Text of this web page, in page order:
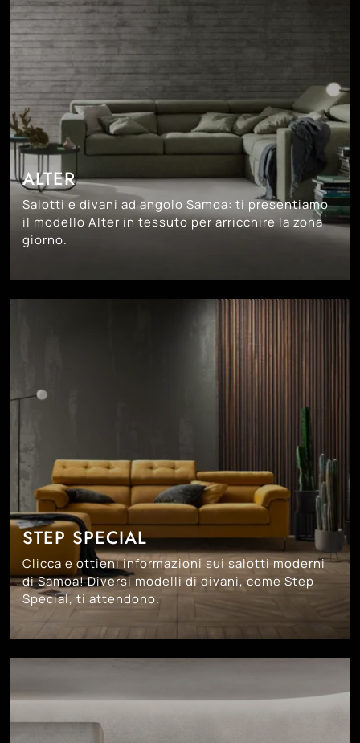
ALTER
Salotti e divani ad angolo Samoa: ti presentiamo
il modello Alter in tessuto per arricchire la zona
giorno.
STEP SPECIAL
Clicca e ottieni informazioni sui salotti moderni
di Samoa! Diversi modelli di divani, come Step
Special, ti attendono.